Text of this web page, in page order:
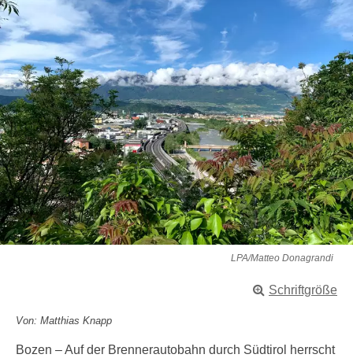
LPA/Matteo Donagrandi
Schriftgröße
Von: Matthias Knapp
Bozen – Auf der Brennerautobahn durch Südtirol herrscht